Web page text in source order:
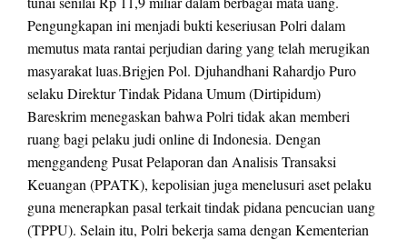
Pengungkapan ini menjadi bukti keseriusan Polri dalam
memutus mata rantai perjudian daring yang telah merugikan
masyarakat luas.Brigjen Pol. Djuhandhani Rahardjo Puro
selaku Direktur Tindak Pidana Umum (Dirtipidum)
Bareskrim menegaskan bahwa Polri tidak akan memberi
ruang bagi pelaku judi online di Indonesia. Dengan
menggandeng Pusat Pelaporan dan Analisis Transaksi
Keuangan (PPATK), kepolisian juga menelusuri aset pelaku
guna menerapkan pasal terkait tindak pidana pencucian uang
(TPPU). Selain itu, Polri bekerja sama dengan Kementerian